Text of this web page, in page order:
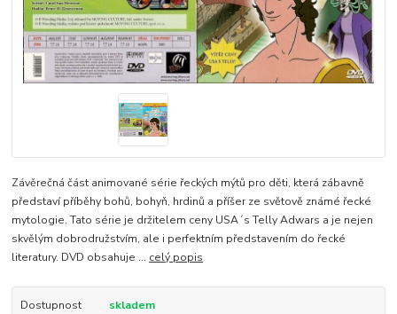
Závěrečná část animované série řeckých mýtů pro děti, která zábavně
představí příběhy bohů, bohyň, hrdinů a příšer ze světově známé řecké
mytologie. Tato série je držitelem ceny USA´s Telly Adwars a je nejen
skvělým dobrodružstvím, ale i perfektním představením do řecké
literatury. DVD obsahuje ... celý popis
Dostupnost skladem